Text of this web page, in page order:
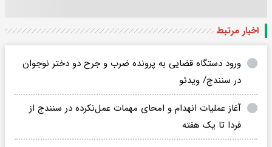
اخبار مرتبط
ورود دستگاه قضایی به پرونده ضرب و جرح دو دختر نوجوان
در سنندج/ ویدئو
آغاز عملیات انهدام و امحای مهمات عمل‌نکرده در سنندج از
فردا تا یک هفته